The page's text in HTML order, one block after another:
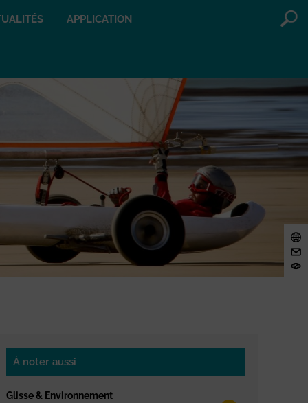
APPLICATION
À noter aussi
Glisse & Environnement